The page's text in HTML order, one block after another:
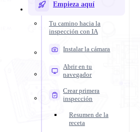
Empieza aquí
Tu camino hacia la
inspección con IA
Instalar la cámara
Abrir en tu
navegador
Crear primera
inspección
Resumen de la
receta